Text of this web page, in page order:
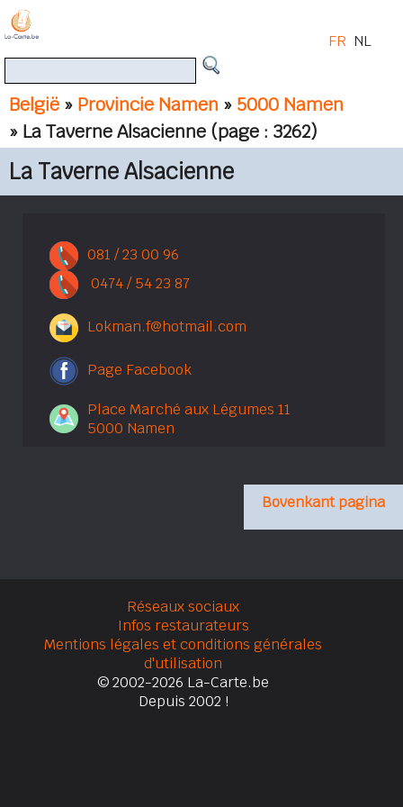
België » Provincie Namen » 5000 Namen
» La Taverne Alsacienne (page : 3262)
FR NL
La Taverne Alsacienne
081 / 23 00 96
0474 / 54 23 87
Lokman.f@hotmail.com
Page Facebook
Place Marché aux Légumes 11
5000 Namen
Bovenkant pagina
Réseaux sociaux
Infos restaurateurs
Mentions légales et conditions générales
d'utilisation
© 2002-2026 La-Carte.be
Depuis 2002 !